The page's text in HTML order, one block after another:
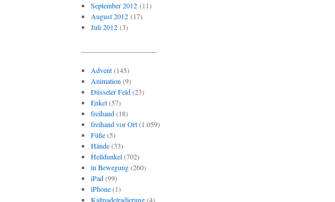
September 2012(11)
August 2012(17)
Juli 2012(3)
Advent(145)
Animation (9)
Düsseler Feld(23)
Enkel(57)
freihand(18)
freihand vor Ort(1.059)
Füße(5)
Hände(33)
Helldunkel(702)
in Bewegung(260)
iPad(99)
iPhone(1)
Kaltnadelradierung(4)